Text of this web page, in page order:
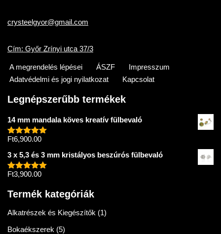
crysteelgyor@gmail.com
Cím: Győr Zrínyi utca 37/3
A megrendelés lépései ÁSZF
Impresszum
Adatvédelmi és jogi nyilatkozat
Kapcsolat
Legnépszerűbb termékek
14 mm mandala köves kreatív fülbevaló
Értékelés:
Ft6,900.00
3 x 5,3 és 3 mm kristályos beszúrós fülbevaló
Értékelés:
Ft3,900.00
Termék kategóriák
Alkatrészek és Kiegészítők (1)
Bokaékszerek (5)